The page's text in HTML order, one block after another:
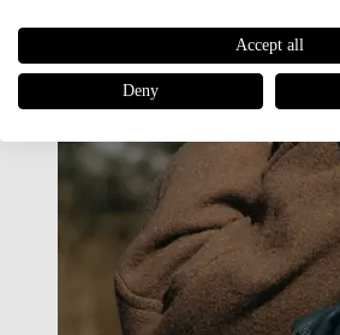
Accept all
Deny